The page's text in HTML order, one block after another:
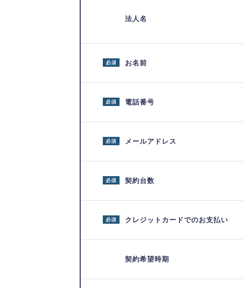
法人名
お名前
必須
電話番号
必須
メールアドレス
必須
契約台数
必須
クレジットカードでのお支払い
必須
契約希望時期